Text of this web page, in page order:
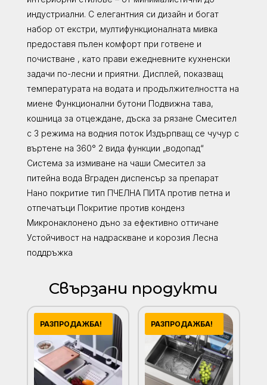
индустриални. С елегантния си дизайн и богат
набор от екстри, мултифункционалната мивка
предоставя пълен комфорт при готвене и
почистване , като прави ежедневните кухненски
задачи по-лесни и приятни. Дисплей, показващ
температурата на водата и продължителността на
миене Функционални бутони Подвижна тава,
кошница за отцеждане, дъска за рязане Смесител
с 3 режима на водния поток Издърпващ се чучур с
въртене на 360° 2 вида функции „водопад“
Система за измиване на чаши Смесител за
питейна вода Вграден диспенсър за препарат
Нано покритие тип ПЧЕЛНА ПИТА против петна и
отпечатъци Покритие против конденз
Микронаклонено дъно за ефективно оттичане
Устойчивост на надраскване и корозия Лесна
поддръжка
Свързани продукти
РАЗПРОДАЖБА! РАЗПРОДАЖБА!